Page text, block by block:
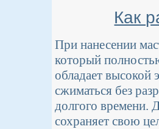
Как
При нанесении
который
обладает высокой
сжиматься без
долгого времени.
сохраняет свою